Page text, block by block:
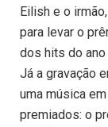
Eilish e o
para levar o
dos hits do
Já a gravação
uma música
premiados: o